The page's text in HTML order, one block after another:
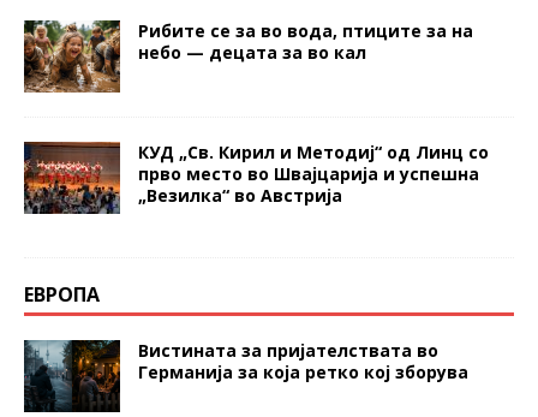
Рибите се за во вода, птиците за на
небо — децата за во кал
КУД „Св. Кирил и Методиј“ од Линц со
прво место во Швајцарија и успешна
„Везилка“ во Австрија
ЕВРОПА
Вистината за пријателствата во
Германија за која ретко кој зборува